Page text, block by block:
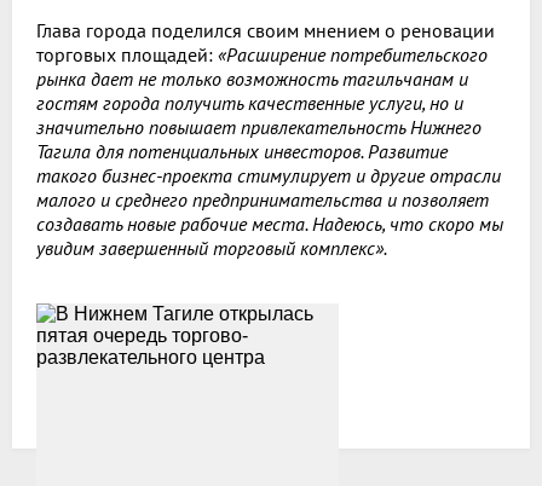
Глава города поделился своим мнением о реновации
торговых площадей: «Расширение потребительского
рынка дает не только возможность тагильчанам и
гостям города получить качественные услуги, но и
значительно повышает привлекательность Нижнего
Тагила для потенциальных инвесторов. Развитие
такого бизнес-проекта стимулирует и другие отрасли
малого и среднего предпринимательства и позволяет
создавать новые рабочие места. Надеюсь, что скоро мы
увидим завершенный торговый комплекс».